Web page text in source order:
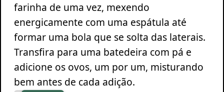
farinha de uma vez, mexendo
energicamente com uma espátula até
formar uma bola que se solta das laterais.
Transfira para uma batedeira com pá e
adicione os ovos, um por um, misturando
bem antes de cada adição.